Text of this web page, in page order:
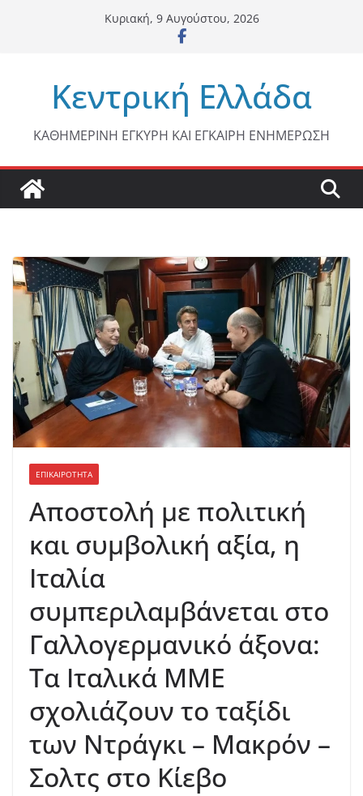
Κυριακή, 9 Αυγούστου, 2026
Κεντρική Ελλάδα
ΚΑΘΗΜΕΡΙΝΗ ΕΓΚΥΡΗ ΚΑΙ ΕΓΚΑΙΡΗ ΕΝΗΜΕΡΩΣΗ
ΕΠΙΚΑΙΡΟΤΗΤΑ
Αποστολή με πολιτική
και συμβολική αξία, η
Ιταλία
συμπεριλαμβάνεται στο
Γαλλογερμανικό άξονα:
Τα Ιταλικά ΜΜΕ
σχολιάζουν το ταξίδι
των Ντράγκι – Μακρόν –
Σολτς στο Κίεβο